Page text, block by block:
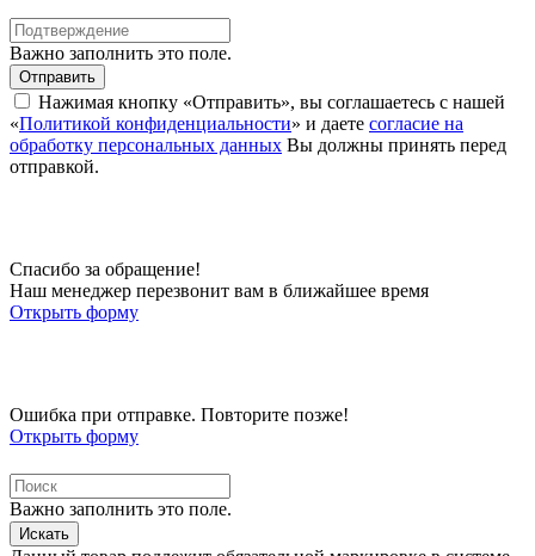
Важно заполнить это поле.
Отправить
Нажимая кнопку «Отправить», вы соглашаетесь с нашей
«Политикой конфиденциальности» и даете согласие на
обработку персональных данных Вы должны принять перед
отправкой.
Спасибо за обращение!
Наш менеджер перезвонит вам в ближайшее время
Открыть форму
Ошибка при отправке. Повторите позже!
Открыть форму
Важно заполнить это поле.
Искать